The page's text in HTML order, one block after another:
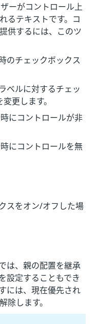
ーがコントロール上
るテキストです。コ
供するには、このツ
のチェックボックス
ベルに対するチェッ
更します。
にコントロールが非
にコントロールを無
スをオン/オフした場
は、親の配置を継承
設定することもでき
には、現在優先され
除します。